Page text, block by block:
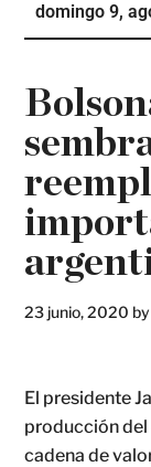
domingo 9,
23 junio, 2020 by
El presidente
producción del
cadena de